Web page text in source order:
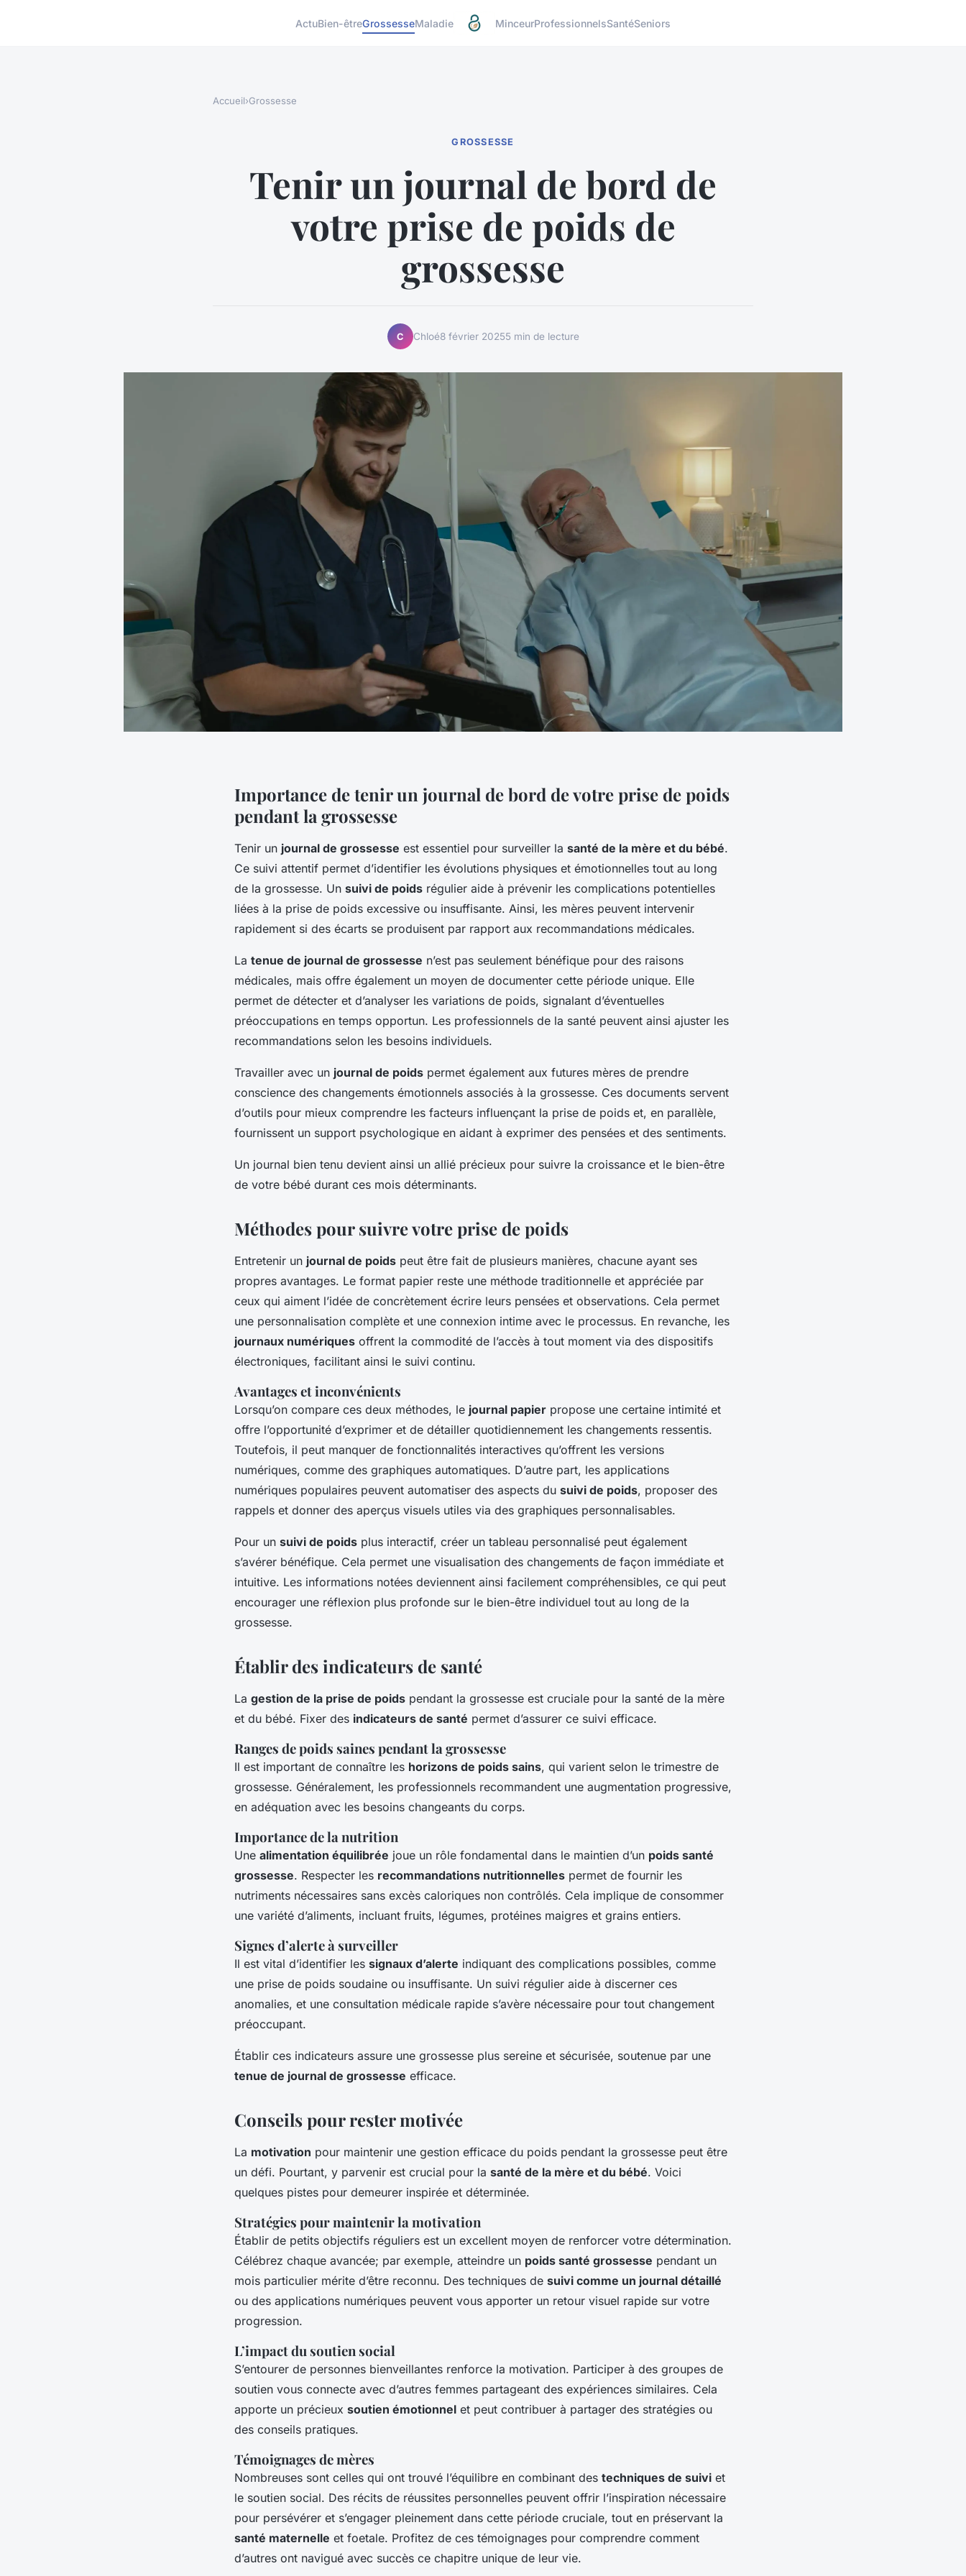
ActuBien-êtreGrossesseMaladie MinceurProfessionnelsSantéSeniors
Accueil›Grossesse
GROSSESSE
Tenir un journal de bord de
votre prise de poids de
grossesse
C Chloé8 février 20255 min de lecture
Importance de tenir un journal de bord de votre prise de poids
pendant la grossesse
Tenir un journal de grossesse est essentiel pour surveiller la santé de la mère et du bébé.
Ce suivi attentif permet d’identifier les évolutions physiques et émotionnelles tout au long
de la grossesse. Un suivi de poids régulier aide à prévenir les complications potentielles
liées à la prise de poids excessive ou insuffisante. Ainsi, les mères peuvent intervenir
rapidement si des écarts se produisent par rapport aux recommandations médicales.
La tenue de journal de grossesse n’est pas seulement bénéfique pour des raisons
médicales, mais offre également un moyen de documenter cette période unique. Elle
permet de détecter et d’analyser les variations de poids, signalant d’éventuelles
préoccupations en temps opportun. Les professionnels de la santé peuvent ainsi ajuster les
recommandations selon les besoins individuels.
Travailler avec un journal de poids permet également aux futures mères de prendre
conscience des changements émotionnels associés à la grossesse. Ces documents servent
d’outils pour mieux comprendre les facteurs influençant la prise de poids et, en parallèle,
fournissent un support psychologique en aidant à exprimer des pensées et des sentiments.
Un journal bien tenu devient ainsi un allié précieux pour suivre la croissance et le bien-être
de votre bébé durant ces mois déterminants.
Méthodes pour suivre votre prise de poids
Entretenir un journal de poids peut être fait de plusieurs manières, chacune ayant ses
propres avantages. Le format papier reste une méthode traditionnelle et appréciée par
ceux qui aiment l’idée de concrètement écrire leurs pensées et observations. Cela permet
une personnalisation complète et une connexion intime avec le processus. En revanche, les
journaux numériques offrent la commodité de l’accès à tout moment via des dispositifs
électroniques, facilitant ainsi le suivi continu.
Avantages et inconvénients
Lorsqu’on compare ces deux méthodes, le journal papier propose une certaine intimité et
offre l’opportunité d’exprimer et de détailler quotidiennement les changements ressentis.
Toutefois, il peut manquer de fonctionnalités interactives qu’offrent les versions
numériques, comme des graphiques automatiques. D’autre part, les applications
numériques populaires peuvent automatiser des aspects du suivi de poids, proposer des
rappels et donner des aperçus visuels utiles via des graphiques personnalisables.
Pour un suivi de poids plus interactif, créer un tableau personnalisé peut également
s’avérer bénéfique. Cela permet une visualisation des changements de façon immédiate et
intuitive. Les informations notées deviennent ainsi facilement compréhensibles, ce qui peut
encourager une réflexion plus profonde sur le bien-être individuel tout au long de la
grossesse.
Établir des indicateurs de santé
La gestion de la prise de poids pendant la grossesse est cruciale pour la santé de la mère
et du bébé. Fixer des indicateurs de santé permet d’assurer ce suivi efficace.
Ranges de poids saines pendant la grossesse
Il est important de connaître les horizons de poids sains, qui varient selon le trimestre de
grossesse. Généralement, les professionnels recommandent une augmentation progressive,
en adéquation avec les besoins changeants du corps.
Importance de la nutrition
Une alimentation équilibrée joue un rôle fondamental dans le maintien d’un poids santé
grossesse. Respecter les recommandations nutritionnelles permet de fournir les
nutriments nécessaires sans excès caloriques non contrôlés. Cela implique de consommer
une variété d’aliments, incluant fruits, légumes, protéines maigres et grains entiers.
Signes d’alerte à surveiller
Il est vital d’identifier les signaux d’alerte indiquant des complications possibles, comme
une prise de poids soudaine ou insuffisante. Un suivi régulier aide à discerner ces
anomalies, et une consultation médicale rapide s’avère nécessaire pour tout changement
préoccupant.
Établir ces indicateurs assure une grossesse plus sereine et sécurisée, soutenue par une
tenue de journal de grossesse efficace.
Conseils pour rester motivée
La motivation pour maintenir une gestion efficace du poids pendant la grossesse peut être
un défi. Pourtant, y parvenir est crucial pour la santé de la mère et du bébé. Voici
quelques pistes pour demeurer inspirée et déterminée.
Stratégies pour maintenir la motivation
Établir de petits objectifs réguliers est un excellent moyen de renforcer votre détermination.
Célébrez chaque avancée; par exemple, atteindre un poids santé grossesse pendant un
mois particulier mérite d’être reconnu. Des techniques de suivi comme un journal détaillé
ou des applications numériques peuvent vous apporter un retour visuel rapide sur votre
progression.
L’impact du soutien social
S’entourer de personnes bienveillantes renforce la motivation. Participer à des groupes de
soutien vous connecte avec d’autres femmes partageant des expériences similaires. Cela
apporte un précieux soutien émotionnel et peut contribuer à partager des stratégies ou
des conseils pratiques.
Témoignages de mères
Nombreuses sont celles qui ont trouvé l’équilibre en combinant des techniques de suivi et
le soutien social. Des récits de réussites personnelles peuvent offrir l’inspiration nécessaire
pour persévérer et s’engager pleinement dans cette période cruciale, tout en préservant la
santé maternelle et foetale. Profitez de ces témoignages pour comprendre comment
d’autres ont navigué avec succès ce chapitre unique de leur vie.